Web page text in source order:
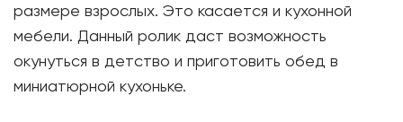
размере взрослых. Это касается и кухонной
мебели. Данный ролик даст возможность
окунуться в детство и приготовить обед в
миниатюрной кухоньке.